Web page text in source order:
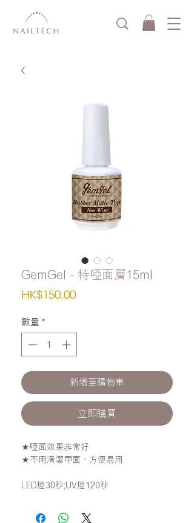
GemGel - 特啞面層15ml
HK$150.00價
數量 *
新增至購物車
立即購買
★啞面效果非常好
★不用清潔甲面，方便易用
LED燈30秒;UV燈120秒